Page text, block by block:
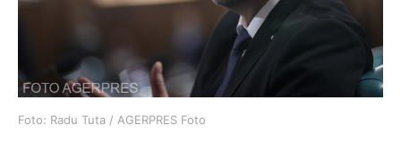
Foto: Radu Tuta / AGERPRES Foto